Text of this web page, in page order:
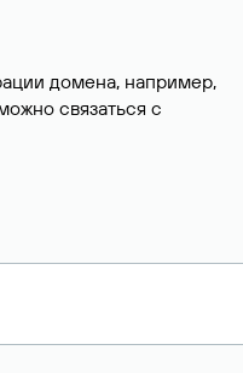
домена, например,
связаться с